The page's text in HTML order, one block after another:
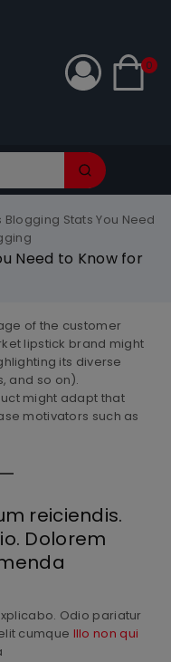
0
Blogging Stats You Need
Need to Know for
of the customer
lipstick brand might
its diverse
and so on).
might adapt that
motivators such as
reiciendis.
Dolorem
Odio pariatur
cumque Illo non qui